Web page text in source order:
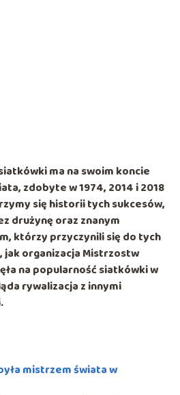
ma na swoim koncie
zdobyte w 1974, 2014 i 2018
się historii tych sukcesów,
drużynę oraz znanym
którzy przyczynili się do tych
jak organizacja Mistrzostw
na popularność siatkówki w
rywalizacja z innymi
mistrzem świata w